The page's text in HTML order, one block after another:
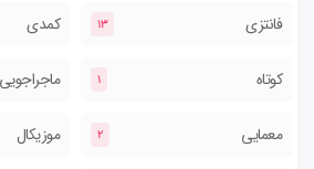
فانتزی 13 کمدی
کوتاه 1 ماجراجویی
معمایی 2 موزیکال